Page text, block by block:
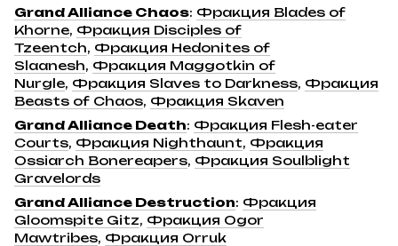
Grand Alliance Chaos: Фракция Blades of
Khorne, Фракция Disciples of
Tzeentch, Фракция Hedonites of
Slaanesh, Фракция Maggotkin of
Nurgle, Фракция Slaves to Darkness, Фракция
Beasts of Chaos, Фракция Skaven
Grand Alliance Death: Фракция Flesh-eater
Courts, Фракция Nighthaunt, Фракция
Ossiarch Bonereapers, Фракция Soulblight
Gravelords
Grand Alliance Destruction: Фракция
Gloomspite Gitz, Фракция Ogor
Mawtribes, Фракция Orruk